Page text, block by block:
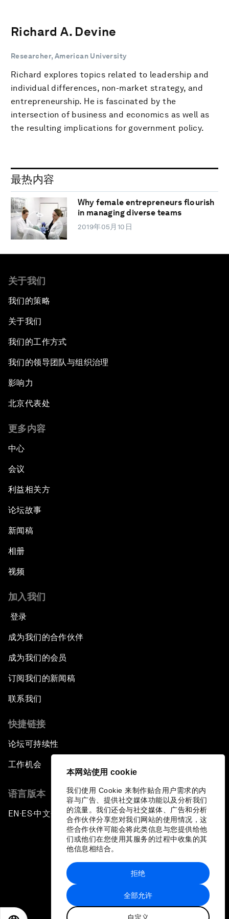
本网站使用 cookie
我们使用 Cookie 来制作贴合用户需求的内
容与广告、提供社交媒体功能以及分析我们
的流量。我们还会与社交媒体、广告和分析
合作伙伴分享您对我们网站的使用情况，这
些合作伙伴可能会将此类信息与您提供给他
们或他们在您使用其服务的过程中收集的其
他信息相结合。
全部允许
自定义
拒绝
Richard A. Devine
Researcher, American University
Richard explores topics related to leadership and
individual differences, non-market strategy, and
entrepreneurship. He is fascinated by the
intersection of business and economics as well as
the resulting implications for government policy.
最热内容
Why female entrepreneurs flourish
in managing diverse teams
2019年05月10日
关于我们
我们的策略
关于我们
我们的工作方式
我们的领导团队与组织治理
影响力
北京代表处
更多内容
中心
会议
利益相关方
论坛故事
新闻稿
相册
视频
加入我们
登录
成为我们的合作伙伴
成为我们的会员
订阅我们的新闻稿
联系我们
快捷链接
论坛可持续性
工作机会
语言版本
EN ▪ES▪中文▪ 日本語
站点地图